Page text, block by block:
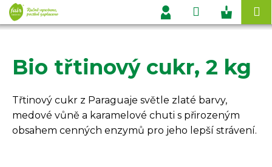
Přejít
na
obsah
Hledat
Přihlášení
Bio třtinový cukr, 2 kg
Třtinový cukr z Paraguaje světle zlaté barvy,
medové vůně a karamelové chuti s přirozeným
obsahem cenných enzymů pro jeho lepší strávení.
K
o
Zpět
Zpět
C
p
o
t